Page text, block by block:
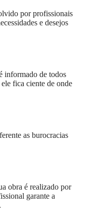
por profissionais
e desejos
informado de todos
fica ciente de onde
as burocracias
obra é realizado por
garante a